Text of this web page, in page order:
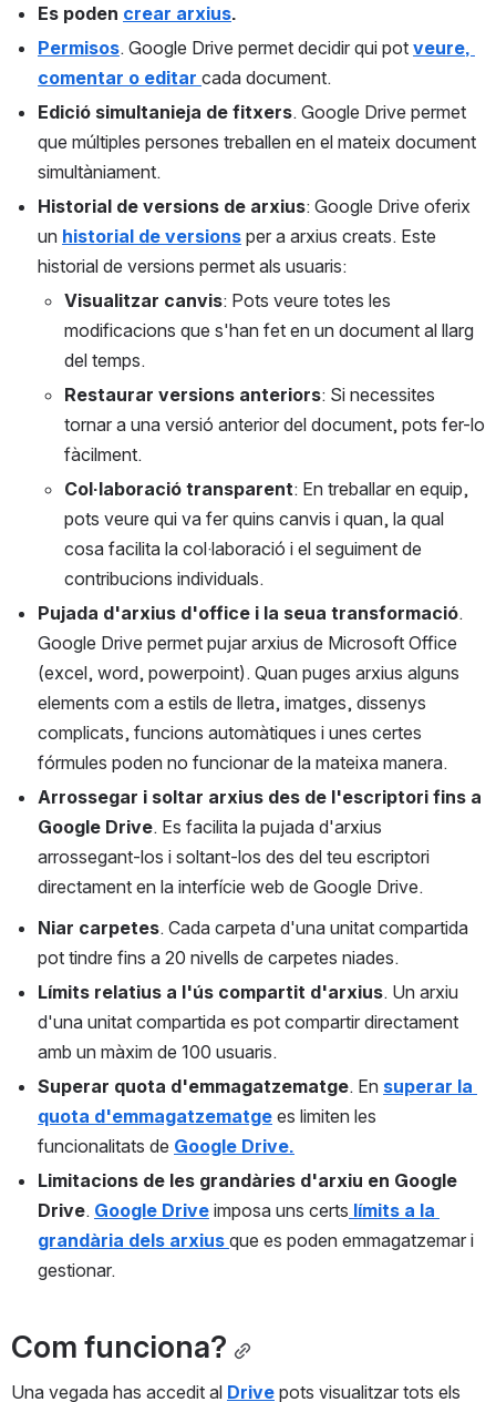
Es poden crear arxius.
Permisos. Google Drive permet decidir qui pot veure,
comentar o editar cada document.
Edició simultanieja de fitxers. Google Drive permet
que múltiples persones treballen en el mateix document
simultàniament.
Historial de versions de arxius: Google Drive oferix
un historial de versions per a arxius creats. Este
historial de versions permet als usuaris:
Visualitzar canvis: Pots veure totes les
modificacions que s'han fet en un document al llarg
del temps.
Restaurar versions anteriors: Si necessites
tornar a una versió anterior del document, pots fer-lo
fàcilment.
Col·laboració transparent: En treballar en equip,
pots veure qui va fer quins canvis i quan, la qual
cosa facilita la col·laboració i el seguiment de
contribucions individuals.
Pujada d'arxius d'office i la seua transformació.
Google Drive permet pujar arxius de Microsoft Office
(excel, word, powerpoint). Quan puges arxius alguns
elements com a estils de lletra, imatges, dissenys
complicats, funcions automàtiques i unes certes
fórmules poden no funcionar de la mateixa manera.
Arrossegar i soltar arxius des de l'escriptori fins a
Google Drive. Es facilita la pujada d'arxius
arrossegant-los i soltant-los des del teu escriptori
directament en la interfície web de Google Drive.
Niar carpetes. Cada carpeta d'una unitat compartida
pot tindre fins a 20 nivells de carpetes niades.
Límits relatius a l'ús compartit d'arxius. Un arxiu
d'una unitat compartida es pot compartir directament
amb un màxim de 100 usuaris.
Superar quota d'emmagatzematge. En superar la
quota d'emmagatzematge es limiten les
funcionalitats de Google Drive.
Limitacions de les grandàries d'arxiu en Google
Drive. Google Drive imposa uns certs límits a la
grandària dels arxius que es poden emmagatzemar i
gestionar.
Com funciona?
Una vegada has accedit al Drive pots visualitzar tots els